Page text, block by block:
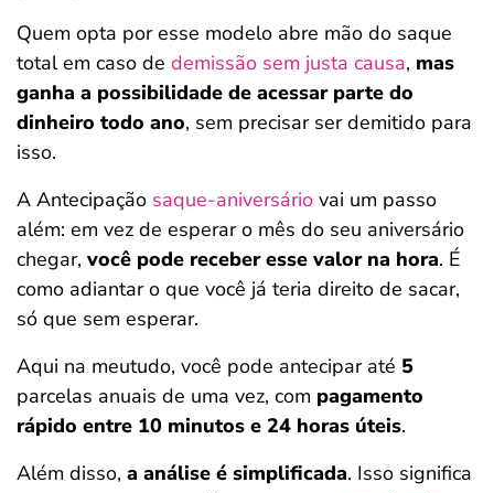
Quem opta por esse modelo abre mão do saque
total em caso de demissão sem justa causa, mas
ganha a possibilidade de acessar parte do
dinheiro todo ano, sem precisar ser demitido para
isso.
A Antecipação saque-aniversário vai um passo
além: em vez de esperar o mês do seu aniversário
chegar, você pode receber esse valor na hora. É
como adiantar o que você já teria direito de sacar,
só que sem esperar.
Aqui na meutudo, você pode antecipar até 5
parcelas anuais de uma vez, com pagamento
rápido entre 10 minutos e 24 horas úteis.
Além disso, a análise é simplificada. Isso significa